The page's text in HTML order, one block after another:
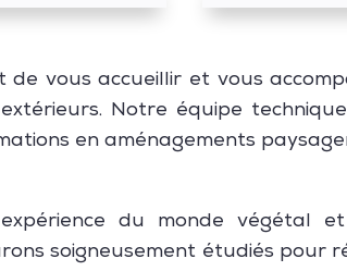
vous accueillir et vous
Notre équipe technique
en aménagements
du monde végétal
soigneusement étudiés pour